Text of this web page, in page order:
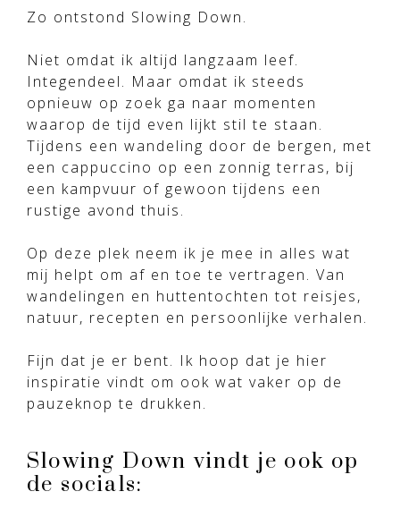
Zo ontstond Slowing Down.
Niet omdat ik altijd langzaam leef.
Integendeel. Maar omdat ik steeds
opnieuw op zoek ga naar momenten
waarop de tijd even lijkt stil te staan.
Tijdens een wandeling door de bergen, met
een cappuccino op een zonnig terras, bij
een kampvuur of gewoon tijdens een
rustige avond thuis.
Op deze plek neem ik je mee in alles wat
mij helpt om af en toe te vertragen. Van
wandelingen en huttentochten tot reisjes,
natuur, recepten en persoonlijke verhalen.
Fijn dat je er bent. Ik hoop dat je hier
inspiratie vindt om ook wat vaker op de
pauzeknop te drukken.
Slowing Down vindt je ook op
de socials: